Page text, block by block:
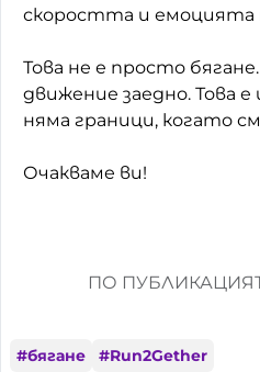
скоростта и емоцията
Това не е просто бягане.
движение заедно. Това
няма граници, когато
Очакваме ви!
ПО
#бягане #Run2Gether